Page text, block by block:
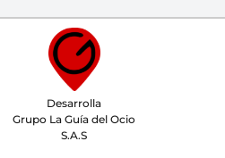
Desarrolla
Grupo La Guía del Ocio
S.A.S